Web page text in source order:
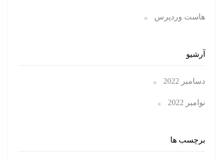
هاست وردپرس
آرشیو
دسامبر 2022
نوامبر 2022
برچسب ها